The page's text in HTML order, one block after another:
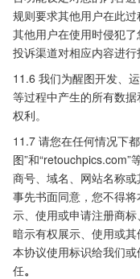
规则要求其他用户在此
其他用户在使用时侵犯
投诉渠道对相应内容进行
11.6 我们为醒图开发、
等过程中产生的所有数
权利。
11.7 请您在任何情况下
图”和“retouchpics.com”
商号、域名、网站名称
事先书面同意，您不得
示、使用或申请注册商
暗示有权展示、使用或
本协议使用标识给我们
任。